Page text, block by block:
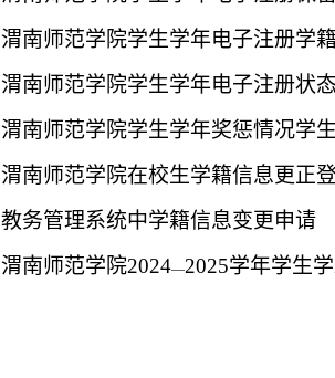
渭南师范学院学生学年电子注册学
渭南师范学院学生学年电子注册状
渭南师范学院学生学年奖惩情况学
渭南师范学院在校生学籍信息更正
教务管理系统中学籍信息变更申请
渭南师范学院2024—2025学年学生